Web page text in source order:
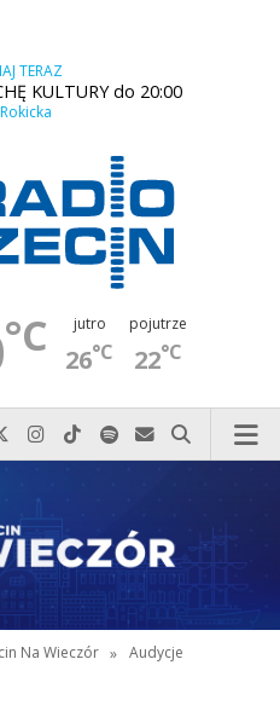
TERAZ
KULTURY do 20:00
°C jutro
26°C
pojutrze
22°C
po prostu do nas zadzwoń
nas na Facebook-u
Odwiedź nas na X
Odwiedź nas na Instagram-ie
Odwiedź nas na TikTok-u
Szukaj nas na Spotify
Wyślij do nas
Szukaj
Na Wieczór » Audycje